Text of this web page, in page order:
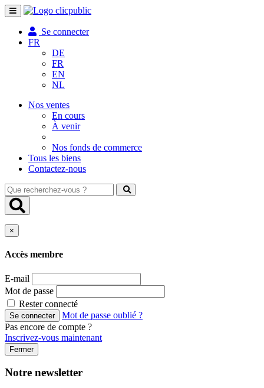
Toggle
navigation
Se connecter
FR
DE
FR
EN
NL
Nos ventes
En cours
À venir
Nos fonds de commerce
Tous les biens
Contactez-nous
Que
recherchez-
vous
×
Accès membre
E-mail
Mot de passe
Rester connecté
Mot de passe oublié ?
Pas encore de compte ?
Inscrivez-vous maintenant
Fermer
Notre newsletter